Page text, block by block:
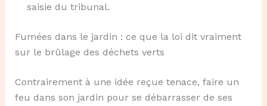
saisie du tribunal.
Fumées dans le jardin : ce que la loi dit vraiment
sur le brûlage des déchets verts
Contrairement à une idée reçue tenace, faire un
feu dans son jardin pour se débarrasser de ses